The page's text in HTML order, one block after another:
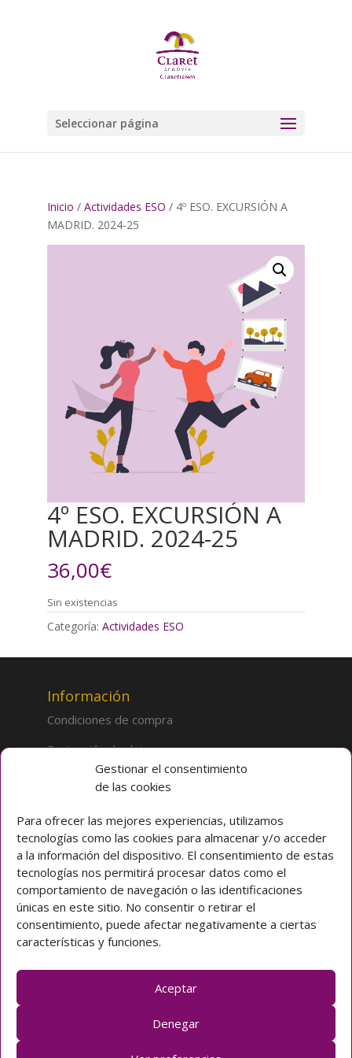
Gestionar el consentimiento
de las cookies
Para ofrecer las mejores experiencias, utilizamos
tecnologías como las cookies para almacenar y/o acceder
a la información del dispositivo. El consentimiento de estas
tecnologías nos permitirá procesar datos como el
comportamiento de navegación o las identificaciones
únicas en este sitio. No consentir o retirar el
consentimiento, puede afectar negativamente a ciertas
características y funciones.
Aceptar
Denegar
Seleccionar página
Inicio / Actividades ESO / 4º ESO. EXCURSIÓN A
MADRID. 2024-25
4º ESO. EXCURSIÓN A
MADRID. 2024-25
36,00€
Sin existencias
Categoría: Actividades ESO
Información
Condiciones de compra
Protección de datos
Sobre la tienda
Inicio
Mi cuenta
Preguntas frecuentes
Colegio CLARET
Avda. Padre Claret 3 40003 Segovia (ESPAÑA)
Teléfono: [+34] 921 42 03 00
Email: colegio@claretsegovia.es